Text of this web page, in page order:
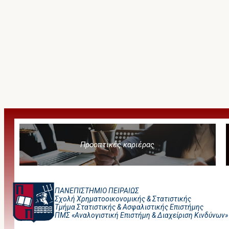
Προοπτικές καριέρας
ΠΑΝΕΠΙΣΤΗΜΙΟ ΠΕΙΡΑΙΩΣ
Σχολή Χρηματοοικονομικής & Στατιστικής
Τμήμα Στατιστικής & Ασφαλιστικής Επιστήμης
ΠΜΣ «Αναλογιστική Επιστήμη & Διαχείριση Κινδύνων»